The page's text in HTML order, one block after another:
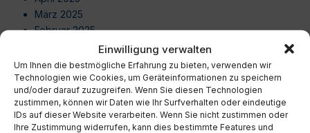
Einwilligung verwalten
Um Ihnen die bestmögliche Erfahrung zu bieten, verwenden wir
Technologien wie Cookies, um Geräteinformationen zu speichern
und/oder darauf zuzugreifen. Wenn Sie diesen Technologien
zustimmen, können wir Daten wie Ihr Surfverhalten oder eindeutige
IDs auf dieser Website verarbeiten. Wenn Sie nicht zustimmen oder
Ihre Zustimmung widerrufen, kann dies bestimmte Features und
März 2025
Februar 2025
Dezember 2024
November 2024
Oktober 2024
September 2024
August 2024